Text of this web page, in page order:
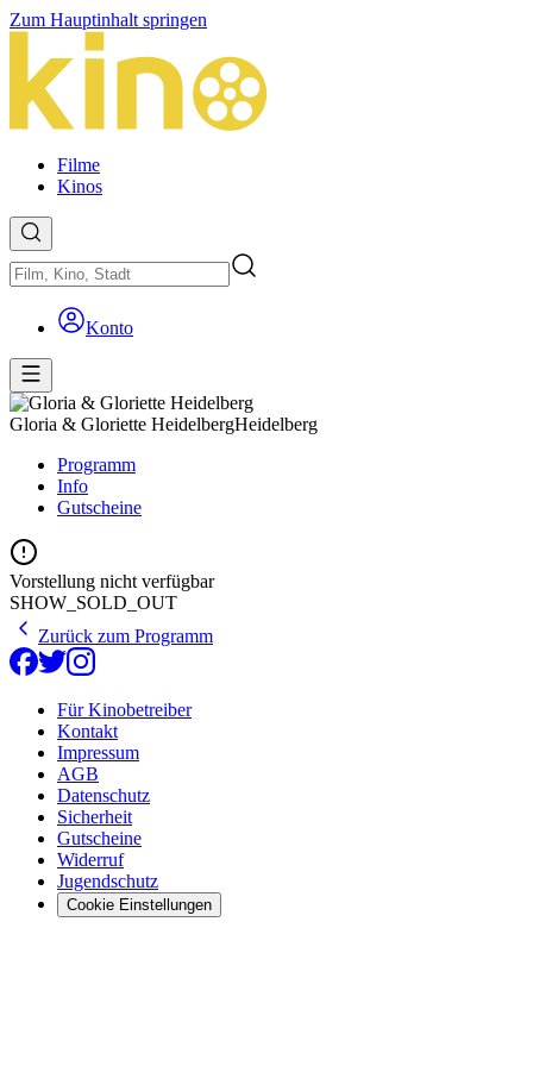
Zum Hauptinhalt springen
Filme
Kinos
Konto
Gloria & Gloriette HeidelbergHeidelberg
Programm
Info
Gutscheine
Vorstellung nicht verfügbar
SHOW_SOLD_OUT
Zurück zum Programm
Für Kinobetreiber
Kontakt
Impressum
AGB
Datenschutz
Sicherheit
Gutscheine
Widerruf
Jugendschutz
Cookie Einstellungen